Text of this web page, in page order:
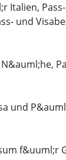
Italien,
und
und
f&uuml;r